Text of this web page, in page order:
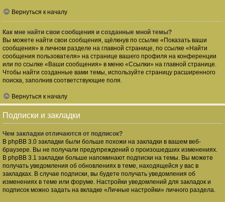
Вернуться к началу
Как мне найти свои сообщения и созданные мной темы?
Вы можете найти свои сообщения, щёлкнув по ссылке «Показать ваши
сообщения» в личном разделе на главной странице, по ссылке «Найти
сообщения пользователя» на странице вашего профиля на конференции
или по ссылке «Ваши сообщения» в меню «Ссылки» на главной странице.
Чтобы найти созданные вами темы, используйте страницу расширенного
поиска, заполнив соответствующие поля.
Вернуться к началу
Подписки и закладки
Чем закладки отличаются от подписок?
В phpBB 3.0 закладки были больше похожи на закладки в вашем веб-
браузере. Вы не получали предупреждений о произошедших изменениях.
В phpBB 3.1 закладки больше напоминают подписки на темы. Вы можете
получать уведомления об обновлениях в теме, находящейся у вас в
закладках. В случае подписки, вы будете получать уведомления об
изменениях в теме или форуме. Настройки уведомлений для закладок и
подписок можно задать на вкладке «Личные настройки» личного раздела.